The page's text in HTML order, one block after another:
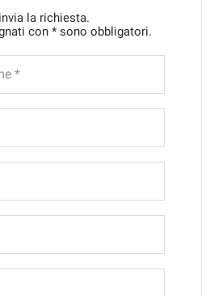
la richiesta.
con * sono obbligatori.
*